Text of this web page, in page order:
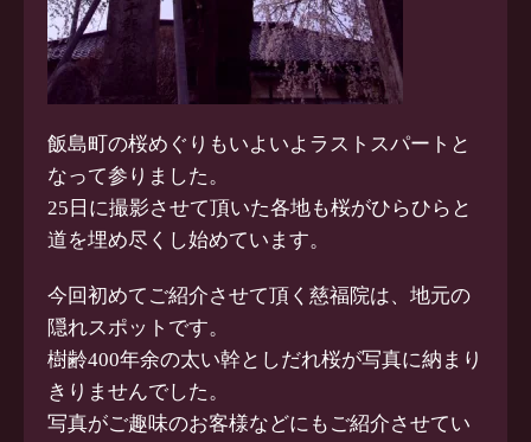
飯島町の桜めぐりもいよいよラストスパートと
なって参りました。
25日に撮影させて頂いた各地も桜がひらひらと
道を埋め尽くし始めています。
今回初めてご紹介させて頂く慈福院は、地元の
隠れスポットです。
樹齢400年余の太い幹としだれ桜が写真に納まり
きりませんでした。
写真がご趣味のお客様などにもご紹介させてい